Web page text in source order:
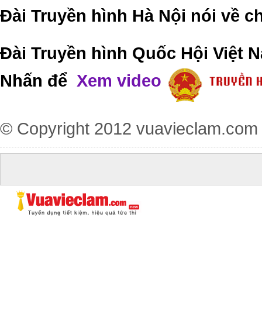
Đài Truyền hình Hà Nội nói về
Đài Truyền hình Quốc Hội Việt
Nhấn để Xem video
© Copyright 2012 vuavieclam.com